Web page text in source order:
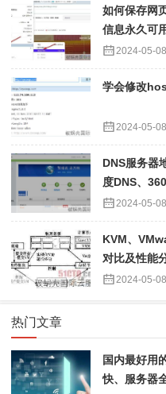
如何保存网
信息永久可
2024-05-08
学会修改
2024-05-08
DNS服务器
度DNS、
2024-05-08
KVM、
对比及性能
2024-05-08
热门文章
国内最好用
快、服务器